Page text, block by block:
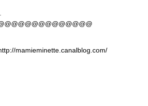
mamieminette.canalblog.com/